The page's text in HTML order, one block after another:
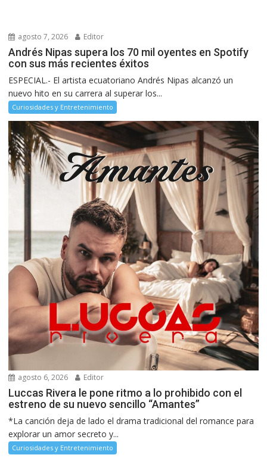
agosto 7, 2026 Editor
Andrés Nipas supera los 70 mil oyentes en Spotify
con sus más recientes éxitos
ESPECIAL.- El artista ecuatoriano Andrés Nipas alcanzó un
nuevo hito en su carrera al superar los...
Curiosidades y Entretenimiento
agosto 6, 2026 Editor
Luccas Rivera le pone ritmo a lo prohibido con el
estreno de su nuevo sencillo “Amantes”
*La canción deja de lado el drama tradicional del romance para
explorar un amor secreto y...
Curiosidades y Entretenimiento